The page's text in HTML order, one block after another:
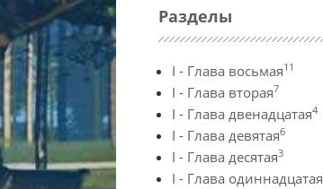
Разделы
I - Глава восьмая11
I - Глава вторая7
I - Глава двенадцатая4
I - Глава девятая6
I - Глава десятая3
I - Глава одиннадцатая